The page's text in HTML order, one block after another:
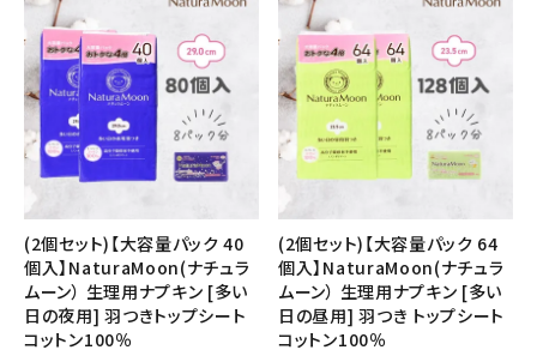
エコリュクス
エコメイト
ナチュラプラス
アルマウィン
アルモニベルツ
コラム・スタッフのおすすめ
(2個セット)【大容量パック 40
個入】NaturaMoon(ナチュラ
ムーン） 生理用ナプキン [多い
日の夜用] 羽つきトップシート
コットン100％
(2個セット)【大容量パック 64
個入】NaturaMoon(ナチュラ
ムーン） 生理用ナプキン [多い
日の昼用] 羽つき トップシート
コットン100％